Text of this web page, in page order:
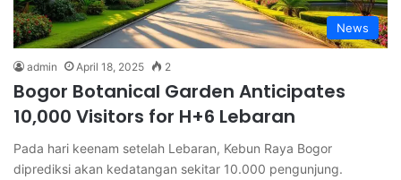
News
admin April 18, 2025 2
Bogor Botanical Garden Anticipates
10,000 Visitors for H+6 Lebaran
Pada hari keenam setelah Lebaran, Kebun Raya Bogor
diprediksi akan kedatangan sekitar 10.000 pengunjung.